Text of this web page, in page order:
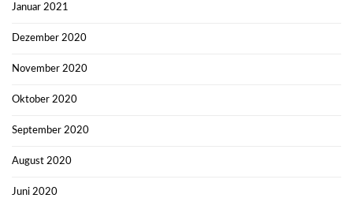
Januar 2021
Dezember 2020
November 2020
Oktober 2020
September 2020
August 2020
Juni 2020